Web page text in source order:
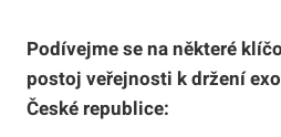
Podívejme se na některé
postoj veřejnosti k držení
České republice: